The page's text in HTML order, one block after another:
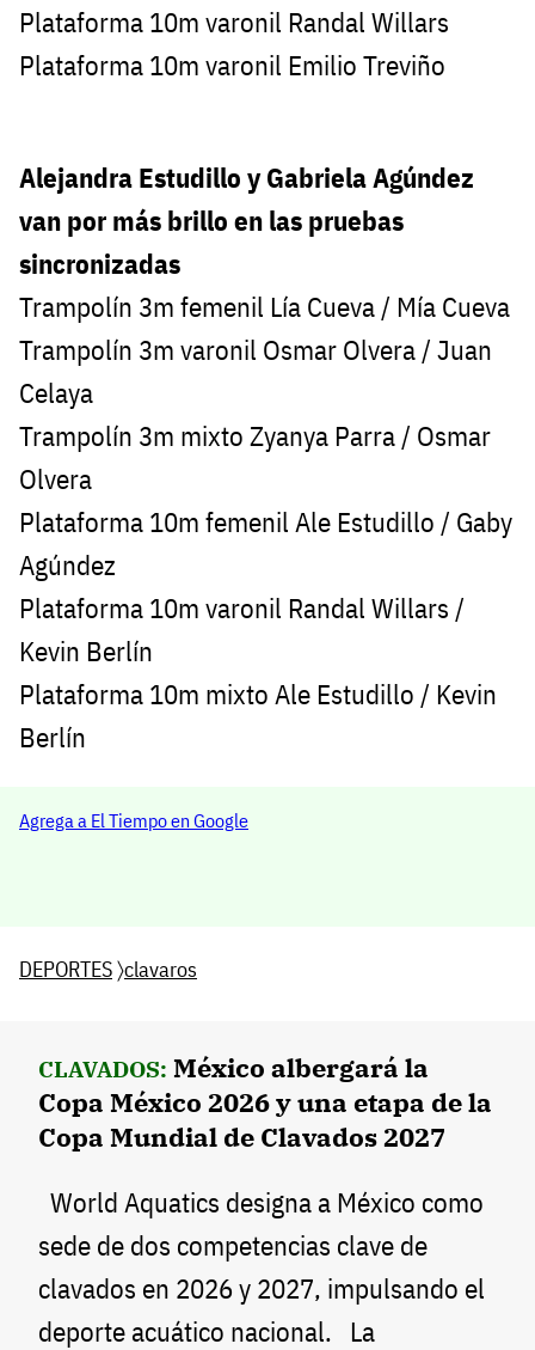
Plataforma 10m varonil Randal Willars
Plataforma 10m varonil Emilio Treviño
Alejandra Estudillo y Gabriela Agúndez
van por más brillo en las pruebas
sincronizadas
Trampolín 3m femenil Lía Cueva / Mía Cueva
Trampolín 3m varonil Osmar Olvera / Juan
Celaya
Trampolín 3m mixto Zyanya Parra / Osmar
Olvera
Plataforma 10m femenil Ale Estudillo / Gaby
Agúndez
Plataforma 10m varonil Randal Willars /
Kevin Berlín
Plataforma 10m mixto Ale Estudillo / Kevin
Berlín
Agrega a El Tiempo en Google
DEPORTES〉clavaros
CLAVADOS: México albergará la
Copa México 2026 y una etapa de la
Copa Mundial de Clavados 2027
World Aquatics designa a México como
sede de dos competencias clave de
clavados en 2026 y 2027, impulsando el
deporte acuático nacional. La